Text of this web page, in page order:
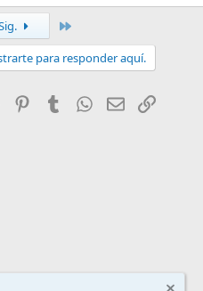
para responder aquí.
PinterestTumblr WhatsApp
EmailEnlace